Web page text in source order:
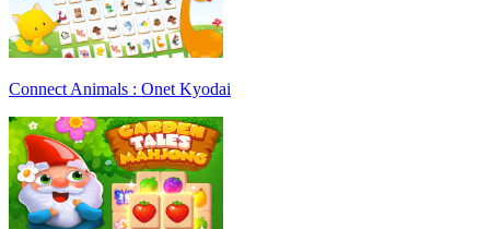
Connect Animals : Onet Kyodai